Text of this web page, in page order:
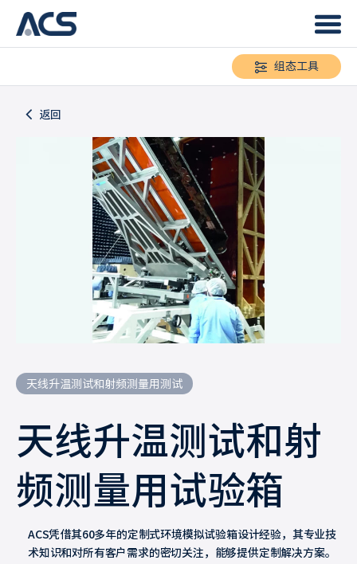
组态工具
返回
天线升温测试和射频测量用测试
天线升温测试和射
频测量用试验箱
ACS凭借其60多年的定制式环境模拟试验箱设计经验，其专业技
术知识和对所有客户需求的密切关注，能够提供定制解决方案。